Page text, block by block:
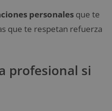
personales que te
que te respetan refuerza
profesional si